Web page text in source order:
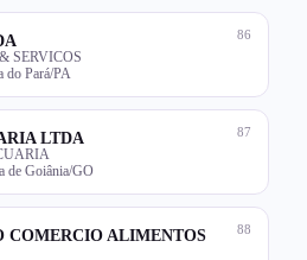
86
SERVICOS
do Pará/PA
87
LTDA
de Goiânia/GO
88
COMERCIO ALIMENTOS